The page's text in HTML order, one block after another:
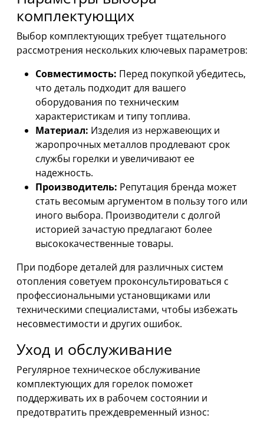
комплектующих
Выбор комплектующих требует тщательного
рассмотрения нескольких ключевых параметров:
Совместимость: Перед покупкой убедитесь,
что деталь подходит для вашего
оборудования по техническим
характеристикам и типу топлива.
Материал: Изделия из нержавеющих и
жаропрочных металлов продлевают срок
службы горелки и увеличивают ее
надежность.
Производитель: Репутация бренда может
стать весомым аргументом в пользу того или
иного выбора. Производители с долгой
историей зачастую предлагают более
высококачественные товары.
При подборе деталей для различных систем
отопления советуем проконсультироваться с
профессиональными установщиками или
техническими специалистами, чтобы избежать
несовместимости и других ошибок.
Уход и обслуживание
Регулярное техническое обслуживание
комплектующих для горелок поможет
поддерживать их в рабочем состоянии и
предотвратить преждевременный износ: